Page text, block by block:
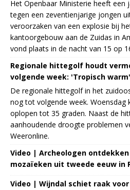
Het Openbaar Ministerie heeft een
tegen een zeventienjarige jongen
veroorzaken van een explosie bij
kantoorgebouw aan de Zuidas in
vond plaats in de nacht van 15 op
Regionale hittegolf houdt
volgende week: 'Tropisch warm'
De regionale hittegolf in het
nog tot volgende week. Woensdag
oplopen tot 35 graden. Naast de
aanhoudende droogte problemen
Weeronline.
Video | Archeologen
mozaïeken uit tweede eeuw in
Video | Wijndal schiet raak